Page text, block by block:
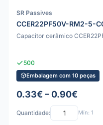
SR Passives
CCER22PF50V-RM2-5-
Capacitor cerâmico
500
Embalagem com 10 peças
0.33€ – 0.90€
Quantidade: Mín: 1